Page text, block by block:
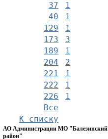
37
1
40
129
1
173
1
189
3
204
1
2
221
1
222
1
226
1
Все
К списку
АО Администрации МО "Балезинский
район"